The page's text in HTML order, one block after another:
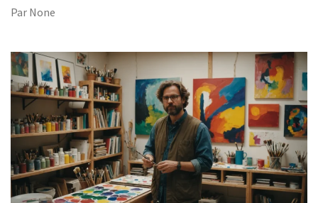
Par None